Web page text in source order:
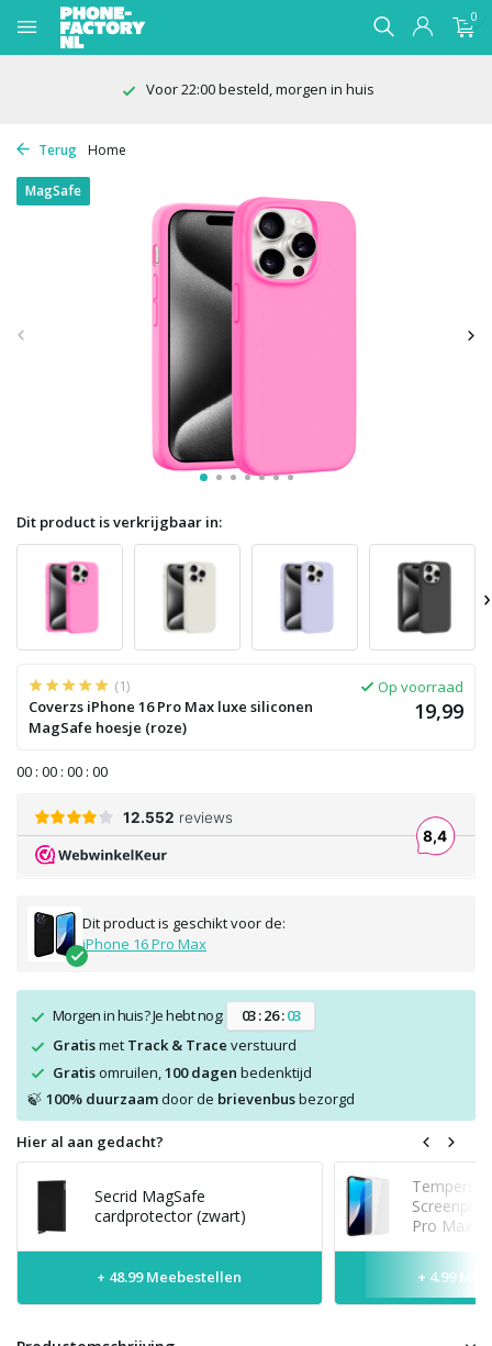
0
100 dagen bedenktijd
Terug Home
MagSafe
Dit product is verkrijgbaar in:
›
(1)
Coverzs iPhone 16 Pro Max luxe siliconen
MagSafe hoesje (roze)
Op voorraad
19,99
00 : 00 : 00 : 00
Dit product is geschikt voor de:
iPhone 16 Pro Max
Morgen in huis? Je hebt nog: 03:26:03
Gratismet Track & Trace verstuurd
Gratisomruilen, 100 dagen bedenktijd
🍃 100% duurzaamdoor de brievenbusbezorgd
Hier al aan gedacht?
Secrid MagSafe
cardprotector (zwart)
+ 48.99 Meebestellen
Tempered
Pro Max
+ 4.99